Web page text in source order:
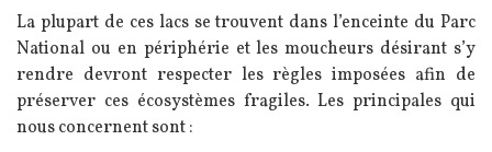
La plupart de ces lacs se trouvent dans l’enceinte du Parc
National ou en périphérie et les moucheurs désirant s’y
rendre devront respecter les règles imposées afin de
préserver ces écosystèmes fragiles. Les principales qui
nous concernent sont :